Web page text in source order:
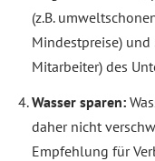
(z.B.
Mindestpreise) und
Mitarbeiter) des
Wasser sparen:
daher nicht
Empfehlung für